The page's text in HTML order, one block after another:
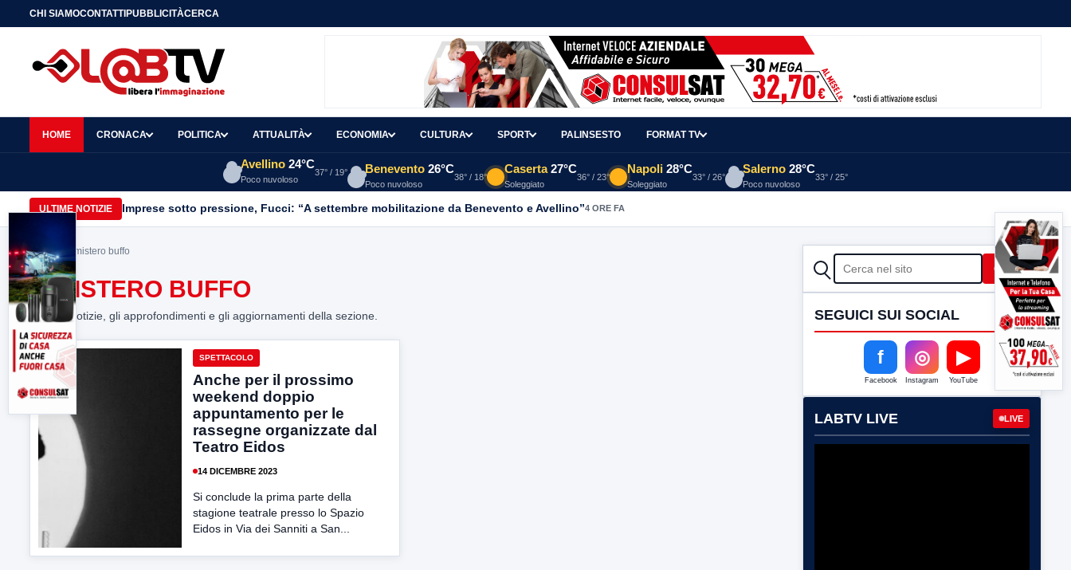
CHI SIAMOCONTATTIPUBBLICITÀCERCA
HOME CRONACA POLITICA ATTUALITÀ ECONOMIA CULTURA SPORT PALINSESTO FORMAT TV
Avellino 24°C
Poco nuvoloso
37° / 19° Benevento 26°C
Poco nuvoloso
38° / 18°
Caserta 27°C
Soleggiato
36° / 23°
Napoli 28°C
Soleggiato
33° / 26°
Salerno 28°C
Poco nuvoloso
33° / 25°
ULTIME NOTIZIE Imprese sotto pressione, Fucci: “A settembre mobilitazione da Benevento e Avellino”4 ORE FA
Home> o mistero buffo
O MISTERO BUFFO
Tutte le notizie, gli approfondimenti e gli aggiornamenti della sezione.
SPETTACOLO
Anche per il prossimo
weekend doppio
appuntamento per le
rassegne organizzate dal
Teatro Eidos
14 DICEMBRE 2023
Si conclude la prima parte della
stagione teatrale presso lo Spazio
Eidos in Via dei Sanniti a San...
CERCA Cerca
SEGUICI SUI SOCIAL
f
Facebook
◎
Instagram
▶
YouTube
LABTV LIVE LIVE